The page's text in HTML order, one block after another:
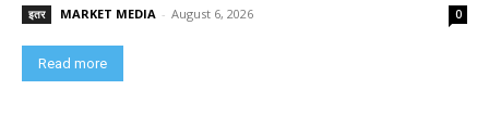
इतर MARKET MEDIA - August 6, 2026 0
Read more